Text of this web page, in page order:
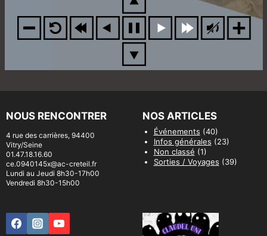
NOUS RENCONTRER
4 rue des carrières, 94400
Vitry/Seine
01.47.18.16.60
ce.0940145x@ac-creteil.fr
Lundi au Jeudi 8h30-17h00
Vendredi 8h30-15h00
NOS ARTICLES
Événements (40)
Infos générales (23)
Non classé (1)
Sorties / Voyages (39)